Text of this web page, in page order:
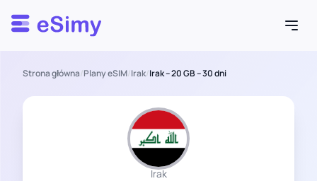
Esimy
Strona główna/Plany eSIM/Irak/Irak – 20 GB – 30 dni
Irak